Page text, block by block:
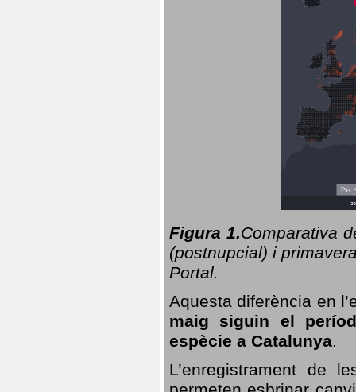
Figura 1.Comparativa
(postnupcial) i
Portal.
Aquesta diferència en
maig siguin el
espècie a Catalunya.
L’enregistrament de